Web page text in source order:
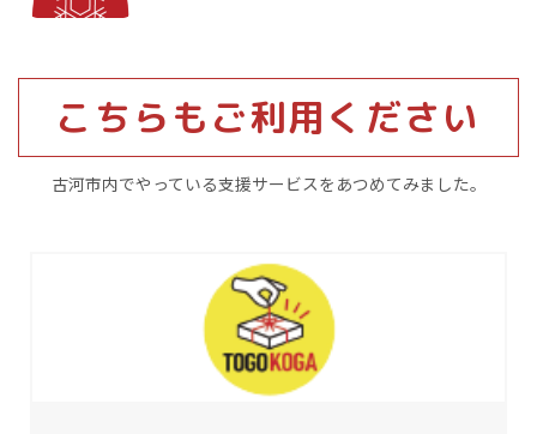
こちらもご利用ください
古河市内でやっている支援サービスをあつめてみました。